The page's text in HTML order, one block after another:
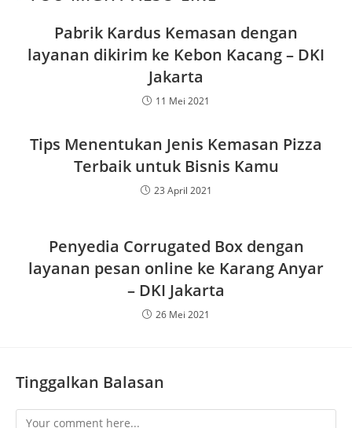
Pabrik Kardus Kemasan dengan
layanan dikirim ke Kebon Kacang – DKI
Jakarta
11 Mei 2021
Tips Menentukan Jenis Kemasan Pizza
Terbaik untuk Bisnis Kamu
23 April 2021
Penyedia Corrugated Box dengan
layanan pesan online ke Karang Anyar
– DKI Jakarta
26 Mei 2021
Tinggalkan Balasan